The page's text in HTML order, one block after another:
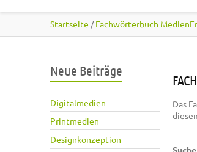
Startseite /Fachwörterbuch
Neue Beiträge
Digitalmedien
Printmedien
Designkonzeption
Das